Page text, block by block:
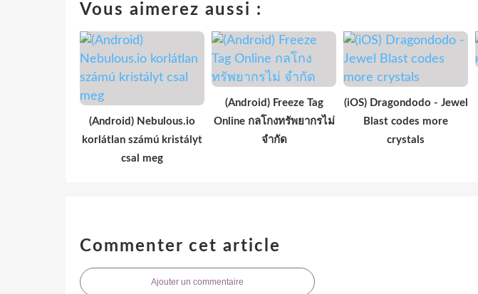
Vous aimerez aussi :
(Android) Nebulous.io
korlátlan számú kristályt
csal meg
(Android) Freeze Tag
Online กลโกงทรัพยากรไม่
จำกัด
(iOS) Dragondodo - Jewel
Blast codes more
crystals
Commenter cet article
Ajouter un commentaire